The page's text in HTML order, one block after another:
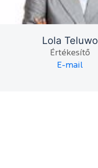
Lola Teluwo
Értékesítő
E-mail